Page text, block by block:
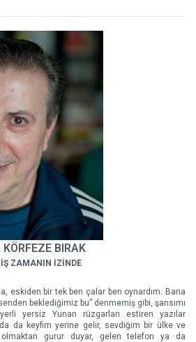
BIRAK
ZAMANIN İZİNDE
eskiden bir tek ben çalar ben oynardım. Bana
beklediğimiz bu” denmemiş gibi, şansımı
yersiz Yunan rüzgarları estiren yazılar
da keyfim yerine gelir, sevdiğim bir ülke ve
olmaktan gurur duyar, gelen telefon ya da